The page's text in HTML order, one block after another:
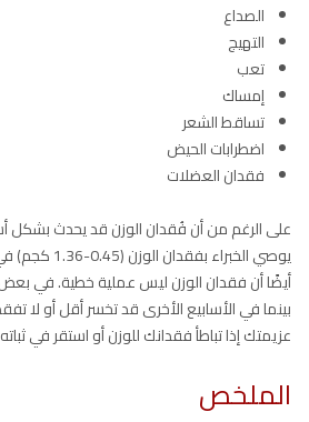
الصداع
التهيج
تعب
إمساك
تساقط الشعر
اضطرابات الحيض
فقدان العضلات
على الرغم من أن فُقدان الوزن قد يحدث بشكل
يوصي الخبراء
أيضًا أن فقدان الوزن ليس عملية خطية. في بعض
بينما في الأسابيع الأخرى قد تخسر أقل أو لا
عزيمتك إذا تباطأ فقدانك للوزن أو استقر في
الملخص